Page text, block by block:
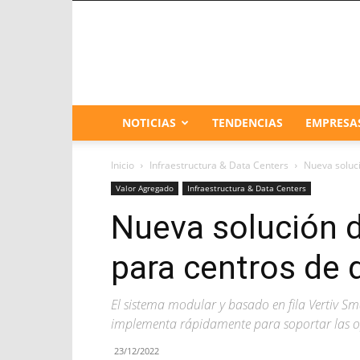
NOTICIAS TENDENCIAS
Inicio Infraestructura & Data Centers Nueva
Valor Agregado Infraestructura & Data Centers
Nueva solución
para centros de
El sistema modular y basado en fila Vertiv
implementa rápidamente para soportar las
23/12/2022